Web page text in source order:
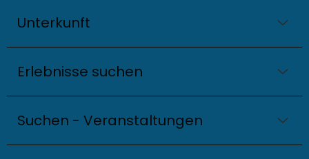
Unterkunft
Erlebnisse suchen
Suchen - Veranstaltungen